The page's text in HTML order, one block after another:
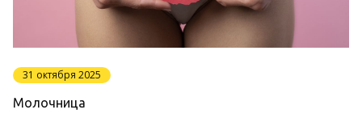
31 октября 2025
Молочница